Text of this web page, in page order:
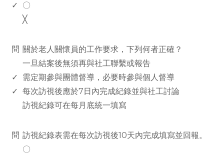
✓
〇
╳
問 關於老人關懷員的工作要求，下列何者正確？
一旦結案後無須再與社工聯繫或報告
✓
需定期參與團體督導，必要時參與個人督導
✓ 每次訪視後應於7日內完成紀錄並與社工討論
訪視紀錄可在每月底統一填寫
問 訪視紀錄表需在每次訪視後10天內完成填寫並回報。
〇